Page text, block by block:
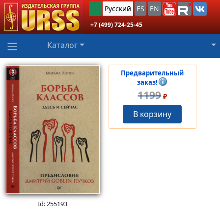
Русский ES EN
+7 (499) 724-25-45
Каталог
Id: 255193
Предварительный
заказ!
1199₽
В корзину